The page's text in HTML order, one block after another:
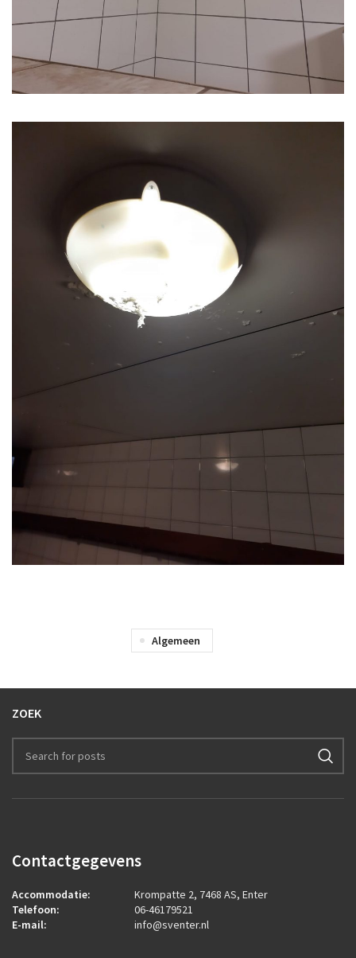
Algemeen
ZOEK
Contactgegevens
Accommodatie:
Krompatte 2, 7468 AS, Enter
Telefoon:
06-46179521
E-mail:
info@sventer.nl